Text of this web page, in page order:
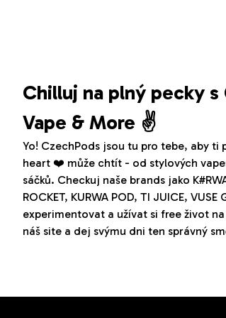
Chilluj na plný pecky
Vape & More ✌️
Yo! CzechPods jsou tu pro tebe, aby
heart ❤️ může chtít - od stylových
sáčků. Checkuj naše brands jako
ROCKET, KURWA POD, TI JUICE,
experimentovat a užívat si free život
náš site a dej svýmu dni ten správný